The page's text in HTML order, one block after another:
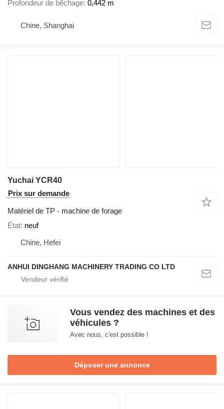
Profondeur de bêchage 0,442 m
Chine, Shanghai
Yuchai YCR40
Prix sur demande
Matériel de TP - machine de forage
État neuf
Chine, Hefei
ANHUI DINGHANG MACHINERY TRADING CO LTD
Vous vendez des machines et des
véhicules ?
Avec nous, c'est possible !
Déposer une annonce